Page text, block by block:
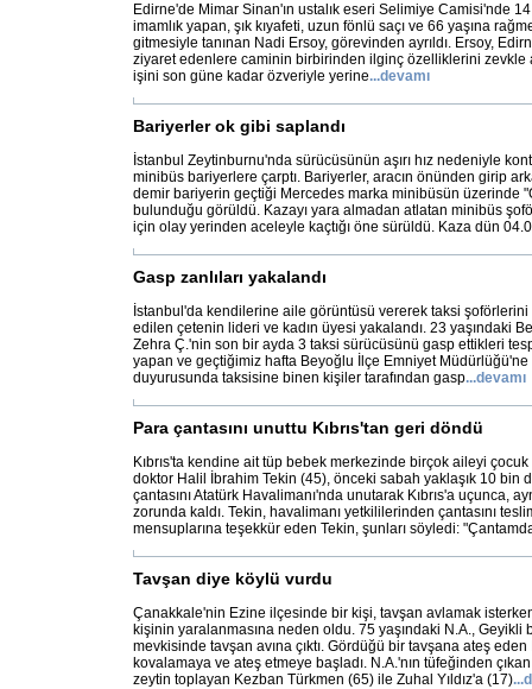
Edirne'de Mimar Sinan'ın ustalık eseri Selimiye Camisi'nde 14
imamlık yapan, şık kıyafeti, uzun fönlü saçı ve 66 yaşına
gitmesiyle tanınan Nadi Ersoy, görevinden ayrıldı. Ersoy,
ziyaret edenlere caminin birbirinden ilginç özelliklerini zevkle
işini son güne kadar özveriyle yerine...devamı
Bariyerler ok gibi saplandı
İstanbul Zeytinburnu'nda sürücüsünün aşırı hız nedeniyle
minibüs bariyerlere çarptı. Bariyerler, aracın önünden girip
demir bariyerin geçtiği Mercedes marka minibüsün üzerinde
bulunduğu görüldü. Kazayı yara almadan atlatan minibüs
için olay yerinden aceleyle kaçtığı öne sürüldü. Kaza dün
Gasp zanlıları yakalandı
İstanbul'da kendilerine aile görüntüsü vererek taksi
edilen çetenin lideri ve kadın üyesi yakalandı. 23 yaşındaki
Zehra Ç.'nin son bir ayda 3 taksi sürücüsünü gasp ettikleri
yapan ve geçtiğimiz hafta Beyoğlu İlçe Emniyet Müdürlüğü'ne
duyurusunda taksisine binen kişiler tarafından gasp...devamı
Para çantasını unuttu Kıbrıs'tan geri döndü
Kıbrıs'ta kendine ait tüp bebek merkezinde birçok aileyi
doktor Halil İbrahim Tekin (45), önceki sabah yaklaşık 10 bin
çantasını Atatürk Havalimanı'nda unutarak Kıbrıs'a uçunca,
zorunda kaldı. Tekin, havalimanı yetkililerinden çantasını
mensuplarına teşekkür eden Tekin, şunları söyledi:
Tavşan diye köylü vurdu
Çanakkale'nin Ezine ilçesinde bir kişi, tavşan avlamak
kişinin yaralanmasına neden oldu. 75 yaşındaki N.A., Geyikli
mevkisinde tavşan avına çıktı. Gördüğü bir tavşana ateş eden
kovalamaya ve ateş etmeye başladı. N.A.'nın tüfeğinden
zeytin toplayan Kezban Türkmen (65) ile Zuhal Yıldız'a (17)...